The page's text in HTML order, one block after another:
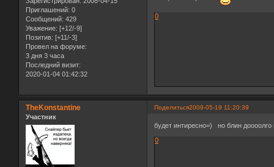
Приглашений: 0
Сообщений: 429
Уважение: [+12/-9]
Позитив: [+11/-3]
Провел на форуме:
3 дня 3 часа
Последний визит:
2020-01-04 01:42:32
0
Поделиться2009-05-19 11:20:39
TheKonstantine
Участник
будет интиресно=) но блин доооолго
0